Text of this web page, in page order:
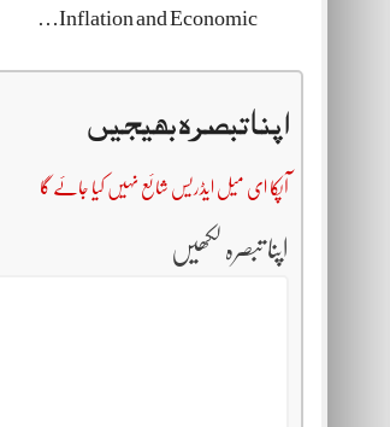
Inflation and Economic…
اپنا تبصرہ بھیجیں
آپکا ای میل ایڈریس شائع نہیں کیا جائے گا
اپنا تبصرہ لکھیں